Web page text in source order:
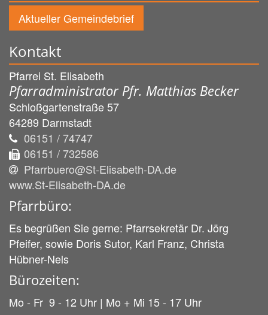
Aktueller Gemeindebrief
Kontakt
Pfarrei St. Elisabeth
Pfarradministrator Pfr. Matthias Becker
Schloßgartenstraße 57
64289 Darmstadt
06151 / 74747
06151 / 732586
Pfarrbuero@St-Elisabeth-DA.de
www.St-Elisabeth-DA.de
Pfarrbüro:
Es begrüßen Sie gerne: Pfarrsekretär Dr. Jörg
Pfeifer, sowie Doris Sutor, Karl Franz, Christa
Hübner-Nels
Bürozeiten:
Mo - Fr 9 - 12 Uhr | Mo + Mi 15 - 17 Uhr